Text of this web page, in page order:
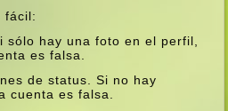
fácil:
sólo hay una foto en el perfil,
es falsa.
de status. Si no hay
cuenta es falsa.